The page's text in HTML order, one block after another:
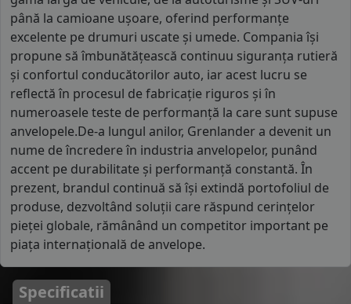
până la camioane ușoare, oferind performanțe
excelente pe drumuri uscate și umede. Compania își
propune să îmbunătățească continuu siguranța rutieră
și confortul conducătorilor auto, iar acest lucru se
reflectă în procesul de fabricație riguros și în
numeroasele teste de performanță la care sunt supuse
anvelopele.De-a lungul anilor, Grenlander a devenit un
nume de încredere în industria anvelopelor, punând
accent pe durabilitate și performanță constantă. În
prezent, brandul continuă să își extindă portofoliul de
produse, dezvoltând soluții care răspund cerințelor
pieței globale, rămânând un competitor important pe
piața internațională de anvelope.
Specificatii